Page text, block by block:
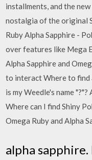
installments, and the
nostalgia of the original
Ruby Alpha Sapphire -
over features like Mega
Alpha Sapphire and
to interact Where to find
is my Weedle's name
Where can I find Shiny
Omega Ruby and Alpha
alpha sapphire.